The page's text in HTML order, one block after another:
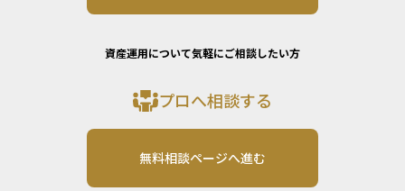
資産運用について気軽にご相談したい方
プロへ相談する
無料相談ページへ進む